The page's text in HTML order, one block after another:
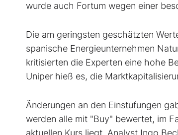
wurde auch Fortum wegen einer
Die am geringsten geschätzten
spanische Energieunternehmen
kritisierten die Experten eine hohe
Uniper hieß es, die
Änderungen an den Einstufungen
werden alle mit "Buy" bewertet, im